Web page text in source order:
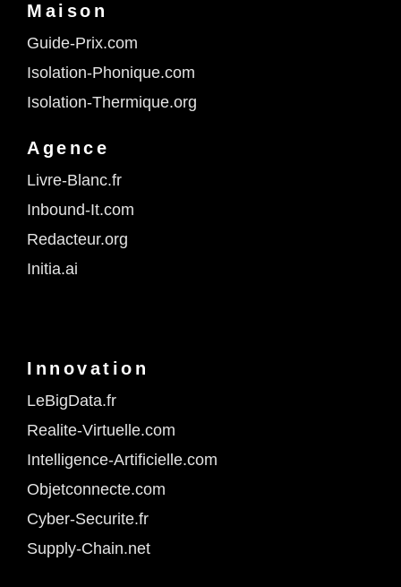
Maison
Guide-Prix.com
Isolation-Phonique.com
Isolation-Thermique.org
Agence
Livre-Blanc.fr
Inbound-It.com
Redacteur.org
Initia.ai
Innovation
LeBigData.fr
Realite-Virtuelle.com
Intelligence-Artificielle.com
Objetconnecte.com
Cyber-Securite.fr
Supply-Chain.net